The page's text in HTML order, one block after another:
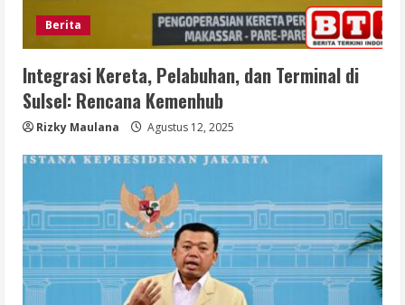
Berita
Integrasi Kereta, Pelabuhan, dan Terminal di
Sulsel: Rencana Kemenhub
Rizky Maulana Agustus 12, 2025